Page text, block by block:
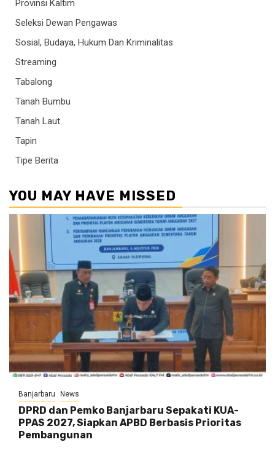
Provinsi Kaltim
Seleksi Dewan Pengawas
Sosial, Budaya, Hukum Dan Kriminalitas
Streaming
Tabalong
Tanah Bumbu
Tanah Laut
Tapin
Tipe Berita
YOU MAY HAVE MISSED
Banjarbaru News
DPRD dan Pemko Banjarbaru Sepakati KUA-
PPAS 2027, Siapkan APBD Berbasis Prioritas
Pembangunan